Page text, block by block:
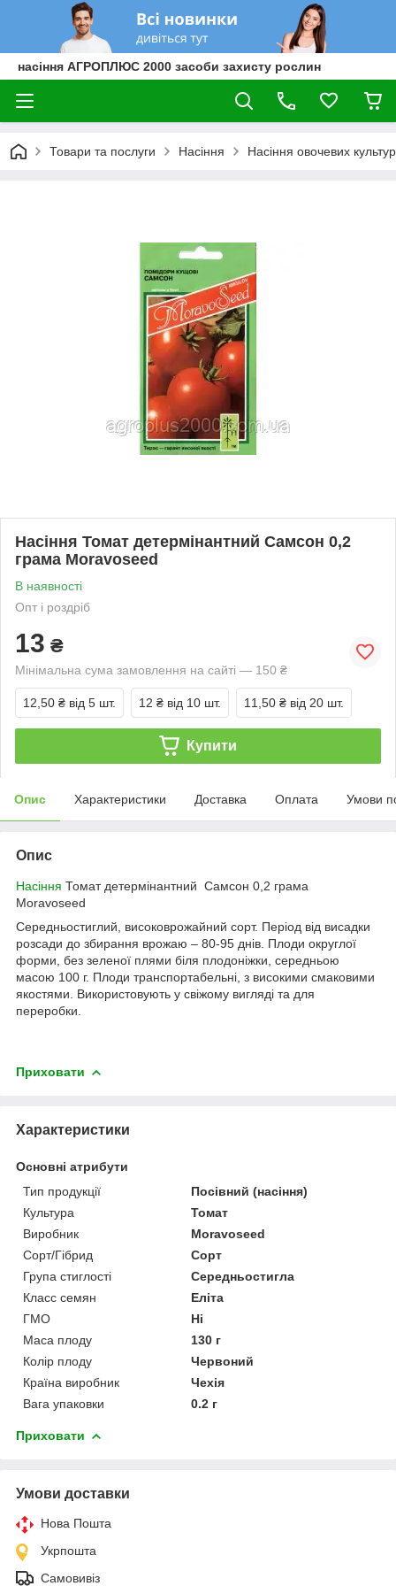
насіння АГРОПЛЮС 2000 засоби захисту рослин
Товари та послуги Насіння Насіння овочевих культур
Насіння Томат детермінантний Самсон 0,2
грама Moravoseed
В наявності
Опт і роздріб
13 ₴
Мінімальна сума замовлення на сайті — 150 ₴
12,50 ₴ від 5 шт. 12 ₴ від 10 шт. 11,50 ₴ від 20 шт.
Купити
Опис Характеристики Доставка Оплата Умови
Опис
Насіння Томат детермінантний Самсон 0,2 грама
Moravoseed
Середньостиглий, високоврожайний сорт. Період від висадки
розсади до збирання врожаю – 80-95 днів. Плоди округлої
форми, без зеленої плями біля плодоніжки, середньою
масою 100 г. Плоди транспортабельні, з високими смаковими
якостями. Використовують у свіжому вигляді та для
переробки.
Приховати
Характеристики
Основні атрибути
Тип продукції
Посівний (насіння)
Культура
Томат
Виробник
Moravoseed
Сорт/Гібрид
Сорт
Група стиглості
Середньостигла
Класс семян
Еліта
ГМО
Ні
Маса плоду
130 г
Колір плоду
Червоний
Країна виробник
Чехія
Вага упаковки
0.2 г
Приховати
Умови доставки
Нова Пошта
Укрпошта
Самовивіз